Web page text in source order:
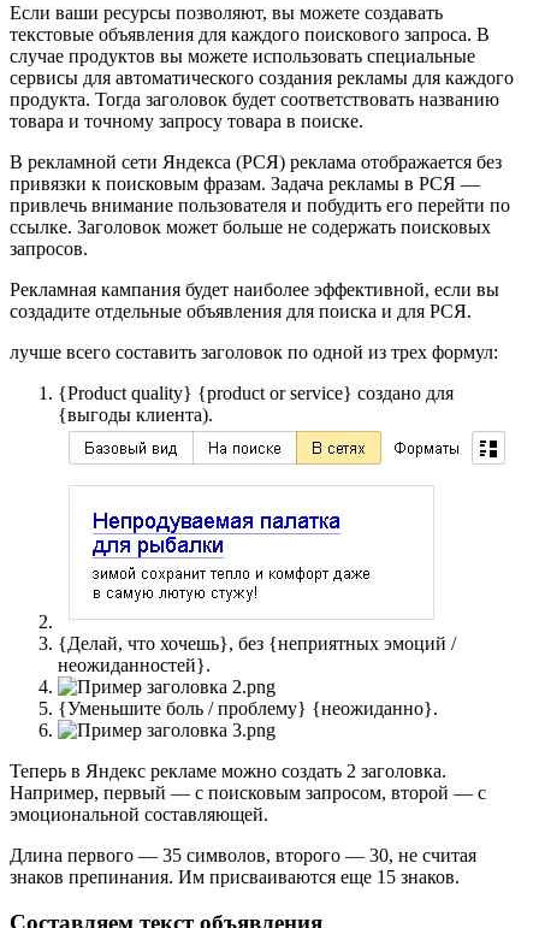
Если ваши ресурсы позволяют, вы можете создавать
текстовые объявления для каждого поискового запроса. В
случае продуктов вы можете использовать специальные
сервисы для автоматического создания рекламы для каждого
продукта. Тогда заголовок будет соответствовать названию
товара и точному запросу товара в поиске.
В рекламной сети Яндекса (РСЯ) реклама отображается без
привязки к поисковым фразам. Задача рекламы в РСЯ —
привлечь внимание пользователя и побудить его перейти по
ссылке. Заголовок может больше не содержать поисковых
запросов.
Рекламная кампания будет наиболее эффективной, если вы
создадите отдельные объявления для поиска и для РСЯ.
лучше всего составить заголовок по одной из трех формул:
{Product quality} {product or service} создано для
{выгоды клиента).
{Делай, что хочешь}, без {неприятных эмоций /
неожиданностей}.
{Уменьшите боль / проблему} {неожиданно}.
Теперь в Яндекс рекламе можно создать 2 заголовка.
Например, первый — с поисковым запросом, второй — с
эмоциональной составляющей.
Длина первого — 35 символов, второго — 30, не считая
знаков препинания. Им присваиваются еще 15 знаков.
Составляем текст объявления